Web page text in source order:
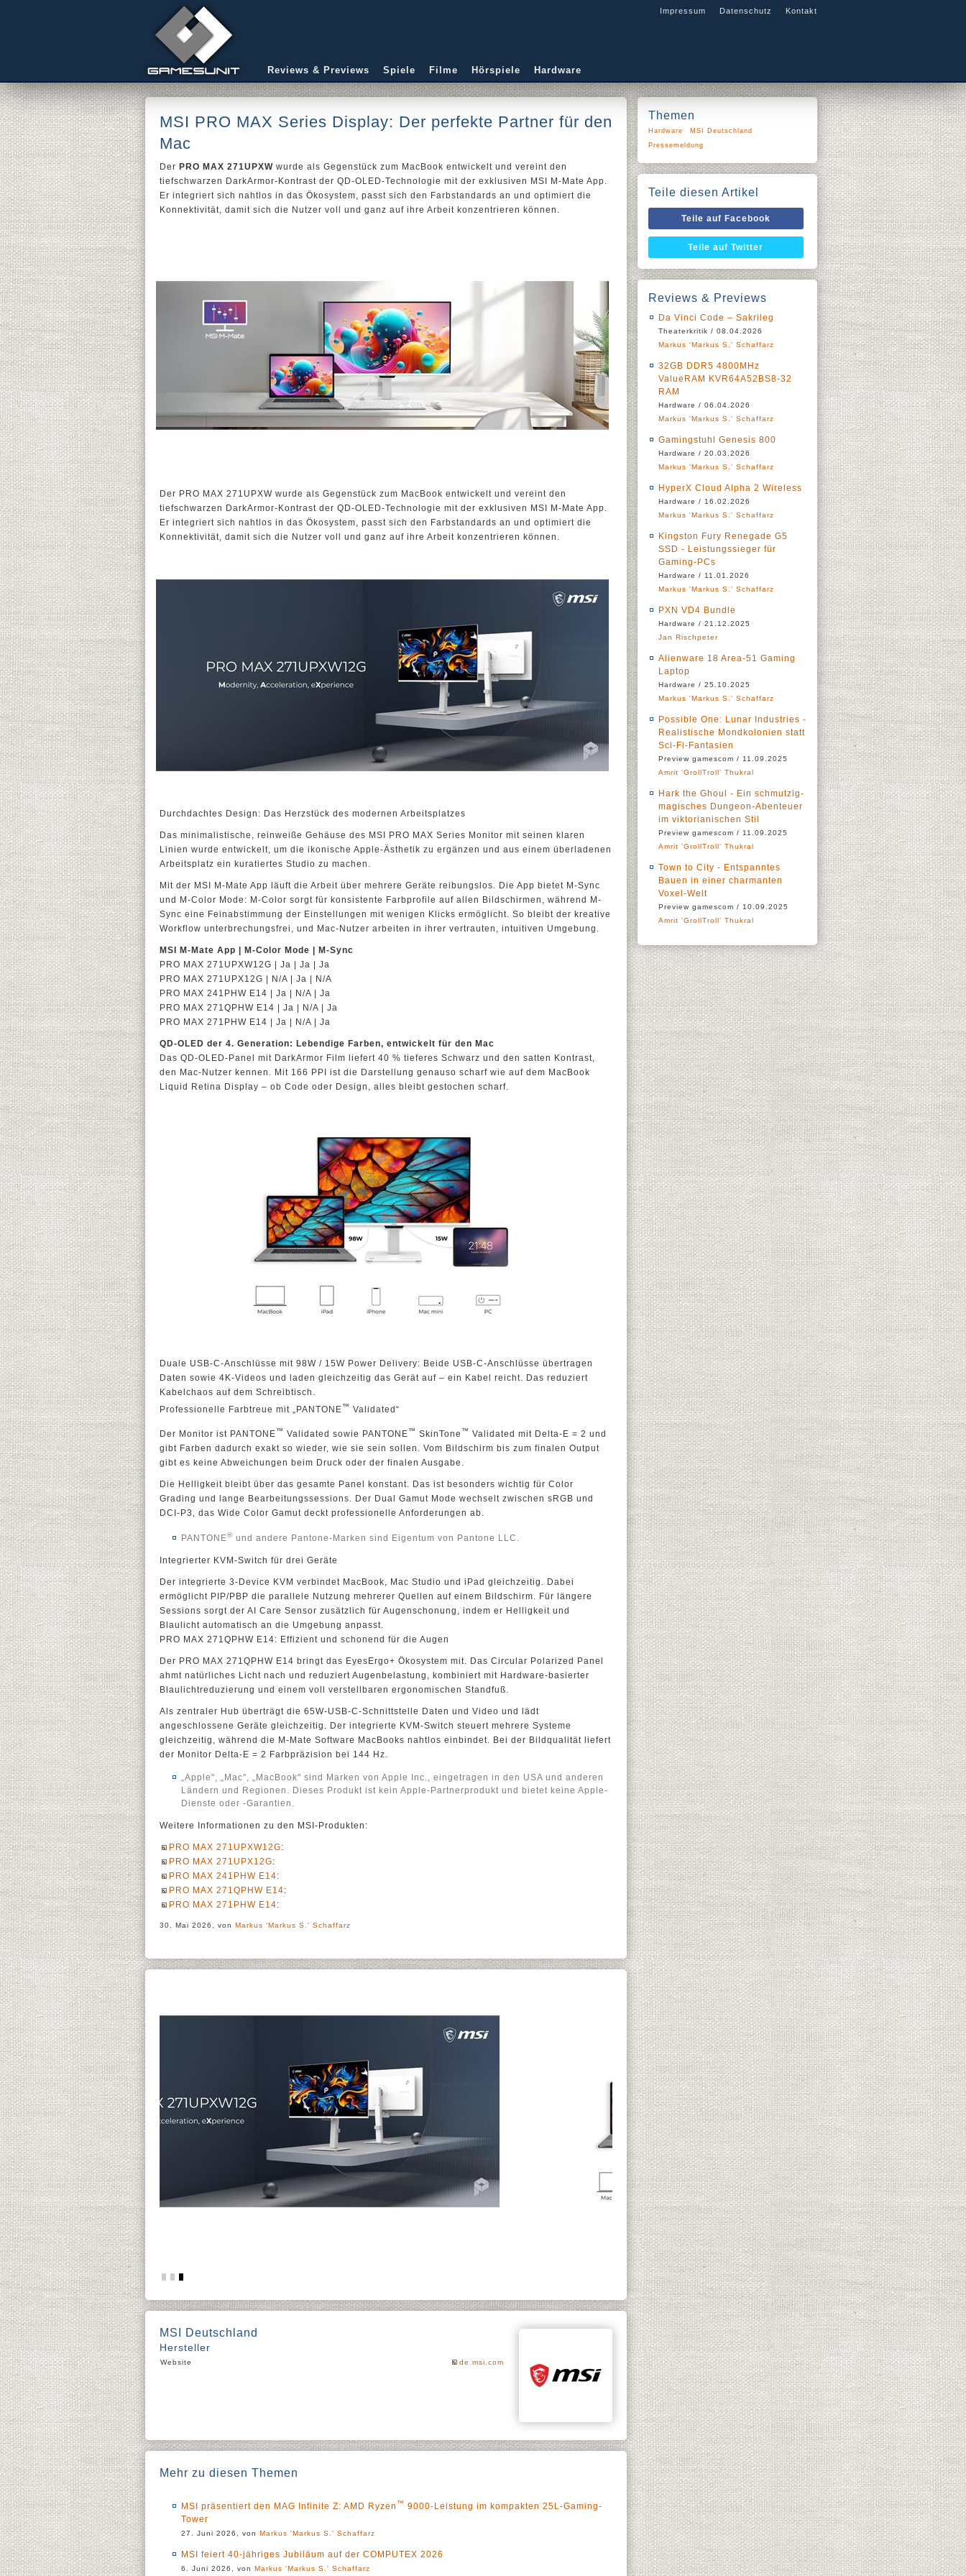
Impressum Datenschutz Kontakt
Reviews & Previews Spiele Filme Hörspiele Hardware
MSI PRO MAX Series Display: Der perfekte Partner für den
Mac
Der PRO MAX 271UPXW wurde als Gegenstück zum MacBook entwickelt und vereint den
tiefschwarzen DarkArmor-Kontrast der QD-OLED-Technologie mit der exklusiven MSI M-Mate App.
Er integriert sich nahtlos in das Ökosystem, passt sich den Farbstandards an und optimiert die
Konnektivität, damit sich die Nutzer voll und ganz auf ihre Arbeit konzentrieren können.
Der PRO MAX 271UPXW wurde als Gegenstück zum MacBook entwickelt und vereint den
tiefschwarzen DarkArmor-Kontrast der QD-OLED-Technologie mit der exklusiven MSI M-Mate App.
Er integriert sich nahtlos in das Ökosystem, passt sich den Farbstandards an und optimiert die
Konnektivität, damit sich die Nutzer voll und ganz auf ihre Arbeit konzentrieren können.
Durchdachtes Design: Das Herzstück des modernen Arbeitsplatzes
Das minimalistische, reinweiße Gehäuse des MSI PRO MAX Series Monitor mit seinen klaren
Linien wurde entwickelt, um die ikonische Apple-Ästhetik zu ergänzen und aus einem überladenen
Arbeitsplatz ein kuratiertes Studio zu machen.
Mit der MSI M-Mate App läuft die Arbeit über mehrere Geräte reibungslos. Die App bietet M-Sync
und M-Color Mode: M-Color sorgt für konsistente Farbprofile auf allen Bildschirmen, während M-
Sync eine Feinabstimmung der Einstellungen mit wenigen Klicks ermöglicht. So bleibt der kreative
Workflow unterbrechungsfrei, und Mac-Nutzer arbeiten in ihrer vertrauten, intuitiven Umgebung.
MSI M-Mate App | M-Color Mode | M-Sync
PRO MAX 271UPXW12G | Ja | Ja | Ja
PRO MAX 271UPX12G | N/A | Ja | N/A
PRO MAX 241PHW E14 | Ja | N/A | Ja
PRO MAX 271QPHW E14 | Ja | N/A | Ja
PRO MAX 271PHW E14 | Ja | N/A | Ja
QD-OLED der 4. Generation: Lebendige Farben, entwickelt für den Mac
Das QD-OLED-Panel mit DarkArmor Film liefert 40 % tieferes Schwarz und den satten Kontrast,
den Mac-Nutzer kennen. Mit 166 PPI ist die Darstellung genauso scharf wie auf dem MacBook
Liquid Retina Display – ob Code oder Design, alles bleibt gestochen scharf.
Duale USB-C-Anschlüsse mit 98W / 15W Power Delivery: Beide USB-C-Anschlüsse übertragen
Daten sowie 4K-Videos und laden gleichzeitig das Gerät auf – ein Kabel reicht. Das reduziert
Kabelchaos auf dem Schreibtisch.
Professionelle Farbtreue mit „PANTONE™ Validated“
Der Monitor ist PANTONE™ Validated sowie PANTONE™ SkinTone ™ Validated mit Delta-E = 2 und
gibt Farben dadurch exakt so wieder, wie sie sein sollen. Vom Bildschirm bis zum finalen Output
gibt es keine Abweichungen beim Druck oder der finalen Ausgabe.
Die Helligkeit bleibt über das gesamte Panel konstant. Das ist besonders wichtig für Color
Grading und lange Bearbeitungssessions. Der Dual Gamut Mode wechselt zwischen sRGB und
DCI-P3, das Wide Color Gamut deckt professionelle Anforderungen ab.
PANTONE® und andere Pantone-Marken sind Eigentum von Pantone LLC.
Integrierter KVM-Switch für drei Geräte
Der integrierte 3-Device KVM verbindet MacBook, Mac Studio und iPad gleichzeitig. Dabei
ermöglicht PIP/PBP die parallele Nutzung mehrerer Quellen auf einem Bildschirm. Für längere
Sessions sorgt der AI Care Sensor zusätzlich für Augenschonung, indem er Helligkeit und
Blaulicht automatisch an die Umgebung anpasst.
PRO MAX 271QPHW E14: Effizient und schonend für die Augen
Der PRO MAX 271QPHW E14 bringt das EyesErgo+ Ökosystem mit. Das Circular Polarized Panel
ahmt natürliches Licht nach und reduziert Augenbelastung, kombiniert mit Hardware-basierter
Blaulichtreduzierung und einem voll verstellbaren ergonomischen Standfuß.
Als zentraler Hub überträgt die 65W-USB-C-Schnittstelle Daten und Video und lädt
angeschlossene Geräte gleichzeitig. Der integrierte KVM-Switch steuert mehrere Systeme
gleichzeitig, während die M-Mate Software MacBooks nahtlos einbindet. Bei der Bildqualität liefert
der Monitor Delta-E = 2 Farbpräzision bei 144 Hz.
„Apple", „Mac", „MacBook" sind Marken von Apple Inc., eingetragen in den USA und anderen
Ländern und Regionen. Dieses Produkt ist kein Apple-Partnerprodukt und bietet keine Apple-
Dienste oder -Garantien.
Weitere Informationen zu den MSI-Produkten:
PRO MAX 271UPXW12G:
PRO MAX 271UPX12G:
PRO MAX 241PHW E14:
PRO MAX 271QPHW E14:
PRO MAX 271PHW E14:
30. Mai 2026, von Markus 'Markus S.' Schaffarz
MSI Deutschland
Hersteller
Website de.msi.com
Mehr zu diesen Themen
MSI präsentiert den MAG Infinite Z: AMD Ryzen ™ 9000-Leistung im kompakten 25L-Gaming-
Tower
27. Juni 2026, von Markus 'Markus S.' Schaffarz
MSI feiert 40-jähriges Jubiläum auf der COMPUTEX 2026
6. Juni 2026, von Markus 'Markus S.' Schaffarz
Themen
Hardware
MSI Deutschland
Pressemeldung
Teile diesen Artikel
Teile auf Facebook
Teile auf Twitter
Reviews & Previews
Da Vinci Code – Sakrileg
Theaterkritik / 08.04.2026
Markus 'Markus S.' Schaffarz
32GB DDR5 4800MHz
ValueRAM KVR64A52BS8-32
RAM
Hardware / 06.04.2026
Markus 'Markus S.' Schaffarz
Gamingstuhl Genesis 800
Hardware / 20.03.2026
Markus 'Markus S.' Schaffarz
HyperX Cloud Alpha 2 Wireless
Hardware / 16.02.2026
Markus 'Markus S.' Schaffarz
Kingston Fury Renegade G5
SSD - Leistungssieger für
Gaming-PCs
Hardware / 11.01.2026
Markus 'Markus S.' Schaffarz
PXN VD4 Bundle
Hardware / 21.12.2025
Jan Rischpeter
Alienware 18 Area-51 Gaming
Laptop
Hardware / 25.10.2025
Markus 'Markus S.' Schaffarz
Possible One: Lunar Industries -
Realistische Mondkolonien statt
Sci-Fi-Fantasien
Preview gamescom / 11.09.2025
Amrit 'GrollTroll' Thukral
Hark the Ghoul - Ein schmutzig-
magisches Dungeon-Abenteuer
im viktorianischen Stil
Preview gamescom / 11.09.2025
Amrit 'GrollTroll' Thukral
Town to City - Entspanntes
Bauen in einer charmanten
Voxel-Welt
Preview gamescom / 10.09.2025
Amrit 'GrollTroll' Thukral